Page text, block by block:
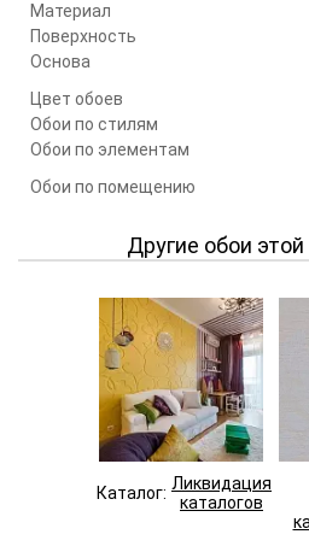
Материал
Поверхность
Основа
Цвет обоев
Обои по стилям
Обои по элементам
Обои по помещению
Другие обои
Каталог: Ликвидация
каталогов